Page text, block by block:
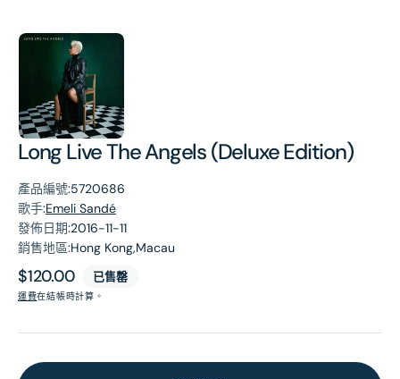
Long Live The Angels (Deluxe Edition)
產品編號:5720686
歌手:Emeli Sandé
發佈日期:2016-11-11
銷售地區:Hong Kong,Macau
原
價
$120.00 已售罄
運費在結帳時計算。